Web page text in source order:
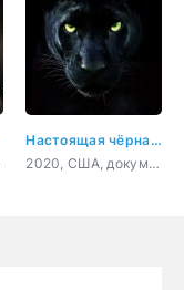
Настоящая чёрная пантера
2020, США, документальный, короткометражка